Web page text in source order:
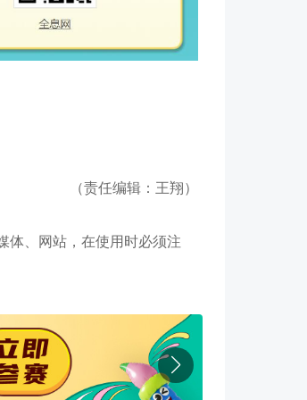
（责任编辑：王翔）
体、网站，在使用时必须注